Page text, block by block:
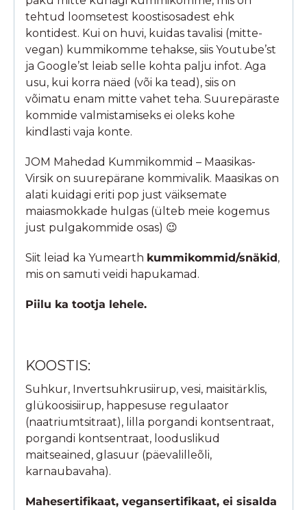
tehtud loomsetest koostisosadest ehk
kontidest. Kui on huvi, kuidas tavalisi (mitte-
vegan) kummikomme tehakse, siis Youtube’st
ja Google’st leiab selle kohta palju infot. Aga
usu, kui korra näed (või ka tead), siis on
võimatu enam mitte vahet teha. Suurepäraste
kommide valmistamiseks ei oleks kohe
kindlasti vaja konte.
JOM Mahedad Kummikommid – Maasikas-
Virsik on suurepärane kommivalik. Maasikas on
alati kuidagi eriti pop just väiksemate
maiasmokkade hulgas (ülteb meie kogemus
just pulgakommide osas) 😉
Siit leiad ka Yumearth kummikommid/snäkid,
mis on samuti veidi hapukamad.
Piilu ka tootja lehele.
KOOSTIS:
Suhkur, Invertsuhkrusiirup, vesi, maisitärklis,
glükoosisiirup, happesuse regulaator
(naatriumtsitraat), lilla porgandi kontsentraat,
porgandi kontsentraat, looduslikud
maitseained, glasuur (päevalilleõli,
karnaubavaha).
Mahesertifikaat, vegansertifikaat, ei sisalda